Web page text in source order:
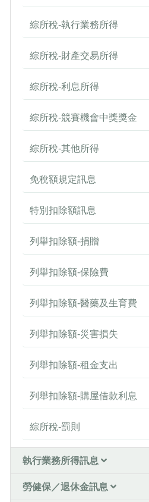
綜所稅-執行業務所得
綜所稅-財產交易所得
綜所稅-利息所得
綜所稅-競賽機會中獎獎金
綜所稅-其他所得
免稅額規定訊息
特別扣除額訊息
列舉扣除額-捐贈
列舉扣除額-保險費
列舉扣除額-醫藥及生育費
列舉扣除額-災害損失
列舉扣除額-租金支出
列舉扣除額-購屋借款利息
綜所稅-罰則
執行業務所得訊息
勞健保／退休金訊息